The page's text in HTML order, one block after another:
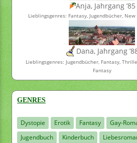
Anja, Jahrgang ’85
Lieblingsgenres: Fantasy, Jugendbücher,
Dana, Jahrgang
Lieblingsgenres: Jugendbücher, Fantasy,
Fantasy
GENRES
Dystopie Erotik Fantasy
Gay-
Jugendbuch
Kinderbuch